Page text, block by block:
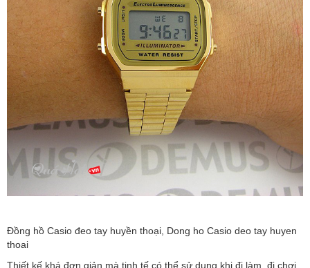
Đồng hồ Casio đeo tay huyền thoại, Dong ho Casio deo tay huyen
thoai
Thiết kế khá đơn giản mà tinh tế có thể sử dụng khi đi làm, đi chơi